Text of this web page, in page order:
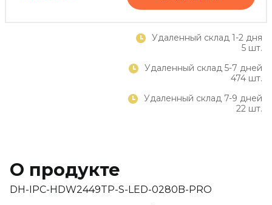
Удаленный склад 1-2 дня
5 шт.
Удаленный склад 5-7 дней
474 шт.
Удаленный склад 7-9 дней
22 шт.
О продукте
DH-IPC-HDW2449TP-S-LED-0280B-PRO